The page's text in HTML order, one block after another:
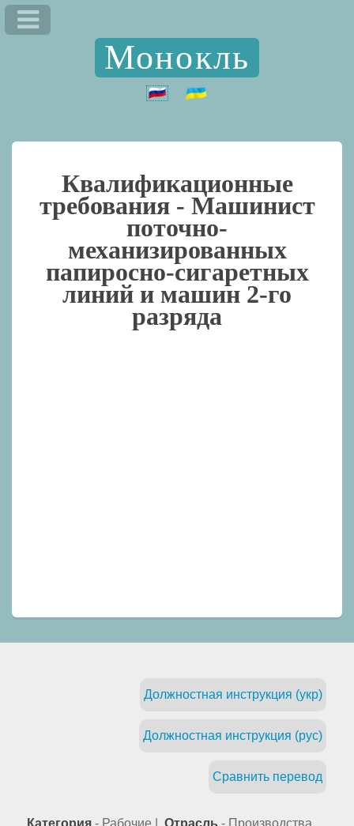
Монокль
Квалификационные
требования - Машинист
поточно-
механизированных
папиросно-сигаретных
линий и машин 2-го
разряда
Должностная инструкция (укр)
Должностная инструкция (рус)
Сравнить перевод
Категория - Рабочие | Отрасль - Производства